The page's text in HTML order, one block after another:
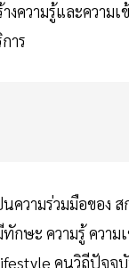
างความรู้และควา
าร
นความร่วมมือของ
ทักษะ ความรู้ ควา
คนวิถีปัจจุ